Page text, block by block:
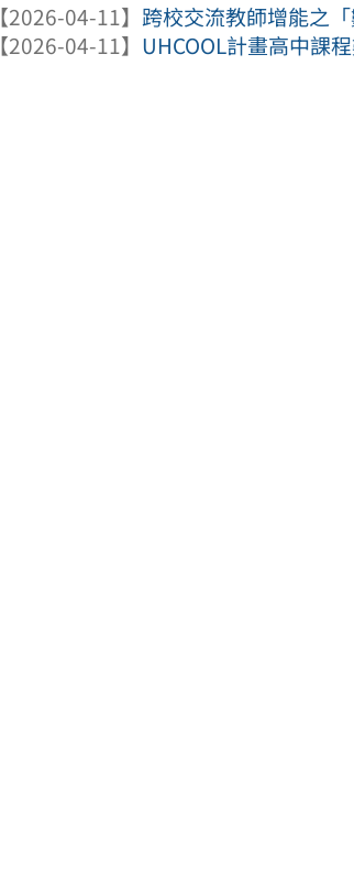
【2026-04-11】跨校交流教師增能之
【2026-04-11】 UHCOOL計畫高中課